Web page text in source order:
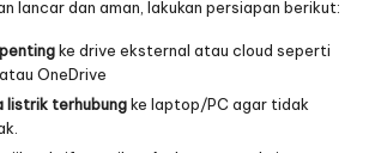
lancar dan aman, lakukan persiapan berikut:
ke drive eksternal atau cloud seperti
atau OneDrive
listrik terhubungke laptop/PC agar tidak